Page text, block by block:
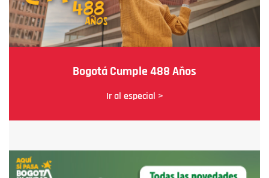
Bogotá Cumple 488 Años
Ir al especial >